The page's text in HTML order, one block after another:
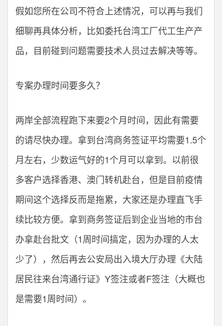
假如您所在公司不符合上述情况，可以再与我们
细聊再具体分析，比如委托台湾工厂代工生产产
品，目前碰到问题需要技术人员过去解决等等。
专案办理时间要多久？
两岸全部流程跑下来要2个月时间，因此有需要
的请尽快办理。拿到台湾商务签证平均需要1.5个
月左右，少数运气好的1个月可以拿到。以前很
多客户选择香港、澳门转机赴台，但是目前疫情
期间这个选择反而是拖累，大家还是办理直飞手
续比较方便。拿到商务签证后到企业当地的市台
办拿赴台批文（1周时间搞定，因为办理的人太
少了），然后再去公安局出入境大厅办理《大陆
居民往来台湾通行证》Y签注或者F签注（大概也
是需要1周时间）。